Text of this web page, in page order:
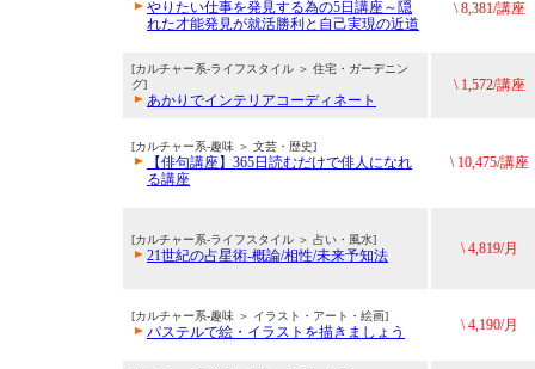
やりたい仕事を発見する為の5日講座～隠
れた才能発見が就活勝利と自己実現の近道
\ 8,381/講座
[カルチャー系-ライフスタイル ＞ 住宅・ガーデニン
グ]
あかりでインテリアコーディネート
\ 1,572/講座
[カルチャー系-趣味 ＞ 文芸・歴史]
【俳句講座】365日読むだけで俳人になれ
る講座
\ 10,475/講座
[カルチャー系-ライフスタイル ＞ 占い・風水]
21世紀の占星術-概論/相性/未来予知法 \ 4,819/月
[カルチャー系-趣味 ＞ イラスト・アート・絵画]
パステルで絵・イラストを描きましょう \ 4,190/月